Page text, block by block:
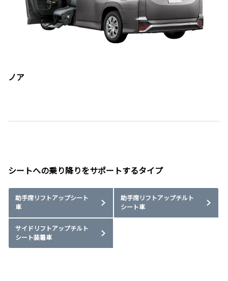
ノア
シートへの乗り降りをサポートするタイプ
助手席リフトアップシート
車
助手席リフトアップチルト
シート車
サイドリフトアップチルト
シート装着車